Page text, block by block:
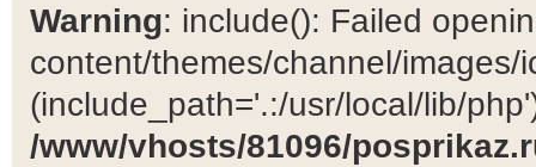
Warning: include(): Failed
content/themes/channel/images/
(include_path='.:/usr/local/lib/
/www/vhosts/81096/